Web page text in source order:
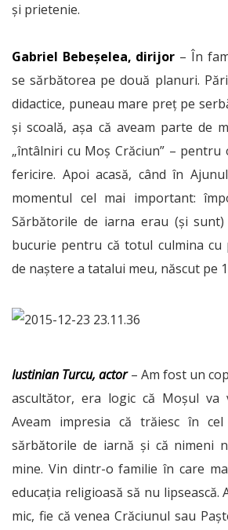
și prietenie.
Gabriel Bebeșelea, dirijor – În
se sărbătorea pe două planuri.
didactice, puneau mare preț pe
și scoală, așa că aveam parte de
„întâlniri cu Moș Crăciun” – pentru
fericire. Apoi acasă, când în
momentul cel mai important:
Sărbătorile de iarna erau (și
bucurie pentru că totul culmina cu
de naștere a tatalui meu, născut pe
Iustinian Turcu, actor – Am fost un
ascultător, era logic că Moșul va
Aveam impresia că trăiesc în
sărbătorile de iarnă și că nimeni
mine. Vin dintr-o familie în care
educația religioasă să nu lipsească.
mic, fie că venea Crăciunul sau